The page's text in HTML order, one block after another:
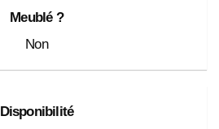
Meublé ?
Non
Disponibilité